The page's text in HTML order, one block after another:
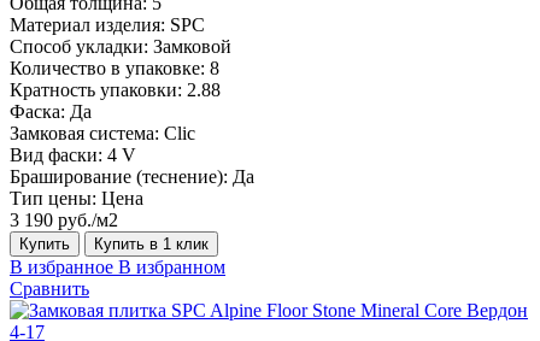
Материал изделия: SPC
Способ укладки: Замковой
Количество в упаковке: 8
Кратность упаковки: 2.88
Фаска: Да
Замковая система: Сlic
Вид фаски: 4 V
Браширование (теснение): Да
Тип цены: Цена
3 190 руб./м2
Купить Купить в 1 клик
В избранное В избранном
Сравнить